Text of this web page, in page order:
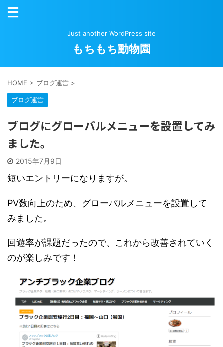
Just another WordPress site
もちもち動物園
HOME > ブログ運営 >
ブログ運営
ブログにグローバルメニューを設置してみ
ました。
2015年7月9日
短いエントリーになりますが。
PV数向上のため、グローバルメニューを設置して
みました。
回遊率が課題だったので、これから改善されていく
のが楽しみです！